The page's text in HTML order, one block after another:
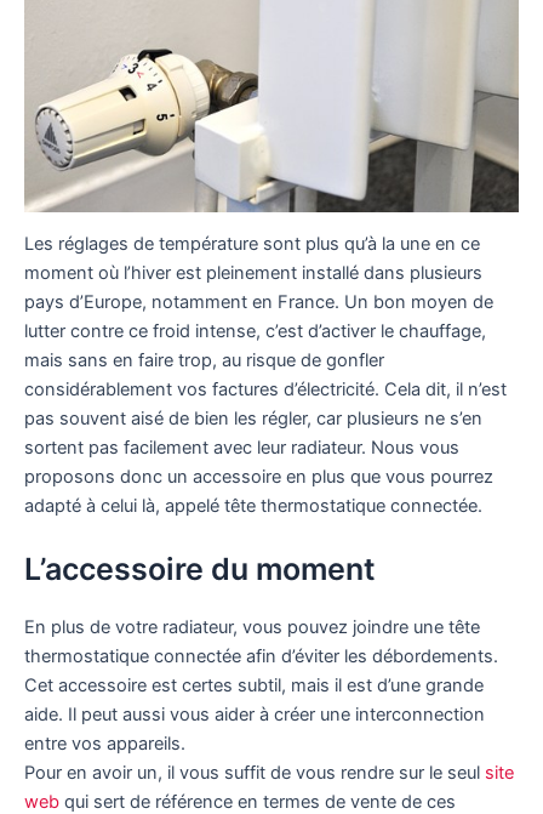
Les réglages de température sont plus qu’à la une en ce
moment où l’hiver est pleinement installé dans plusieurs
pays d’Europe, notamment en France. Un bon moyen de
lutter contre ce froid intense, c’est d’activer le chauffage,
mais sans en faire trop, au risque de gonfler
considérablement vos factures d’électricité. Cela dit, il n’est
pas souvent aisé de bien les régler, car plusieurs ne s’en
sortent pas facilement avec leur radiateur. Nous vous
proposons donc un accessoire en plus que vous pourrez
adapté à celui là, appelé tête thermostatique connectée.
L’accessoire du moment
En plus de votre radiateur, vous pouvez joindre une tête
thermostatique connectée afin d’éviter les débordements.
Cet accessoire est certes subtil, mais il est d’une grande
aide. Il peut aussi vous aider à créer une interconnection
entre vos appareils.
Pour en avoir un, il vous suffit de vous rendre sur le seul site
web qui sert de référence en termes de vente de ces